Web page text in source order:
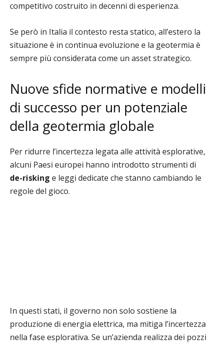
competitivo costruito in decenni di esperienza.
Se però in Italia il contesto resta statico, all’estero la
situazione è in continua evoluzione e la geotermia è
sempre più considerata come un asset strategico.
Nuove sfide normative e modelli
di successo per un potenziale
della geotermia globale
Per ridurre l’incertezza legata alle attività esplorative,
alcuni Paesi europei hanno introdotto strumenti di
de-risking e leggi dedicate che stanno cambiando le
regole del gioco.
In questi stati, il governo non solo sostiene la
produzione di energia elettrica, ma mitiga l’incertezza
nella fase esplorativa. Se un’azienda realizza dei pozzi